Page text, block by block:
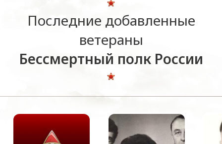
Последние добавленные
ветераны
Бессмертный полк России